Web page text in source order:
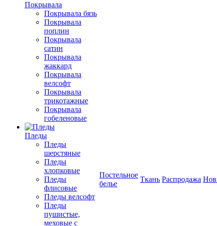
Покрывала
Покрывала бязь
Покрывала
поплин
Покрывала
сатин
Покрывала
жаккард
Покрывала
велсофт
Покрывала
трикотажные
Покрывала
гобеленовые
Пледы
Пледы
шерстяные
Пледы
хлопковые
Пледы
флисовые
Пледы велсофт
Пледы
пушистые,
меховые с
Постельное
белье
Ткань Распродажа